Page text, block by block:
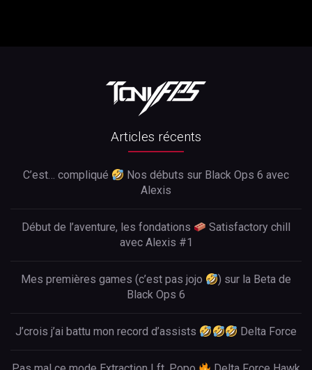
Articles récents
C’est… compliqué
Nos débuts sur Black Ops 6 avec
Alexis
Début de l’aventure, les fondations
Satisfactory chill
avec Alexis #1
Mes premières games (c’est pas jojo
) sur la Beta de
Black Ops 6
J’crois j’ai battu mon record d’assists Delta Force